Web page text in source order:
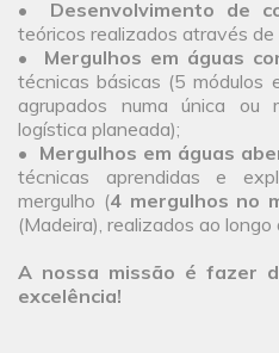
• Desenvolvimento de
teóricos realizados através de
• Mergulhos em águas
técnicas básicas (5 módulos
agrupados numa única ou
logística planeada);
• Mergulhos em águas
técnicas aprendidas e
mergulho (4 mergulhos no
(Madeira), realizados ao longo
A nossa missão é fazer
excelência!